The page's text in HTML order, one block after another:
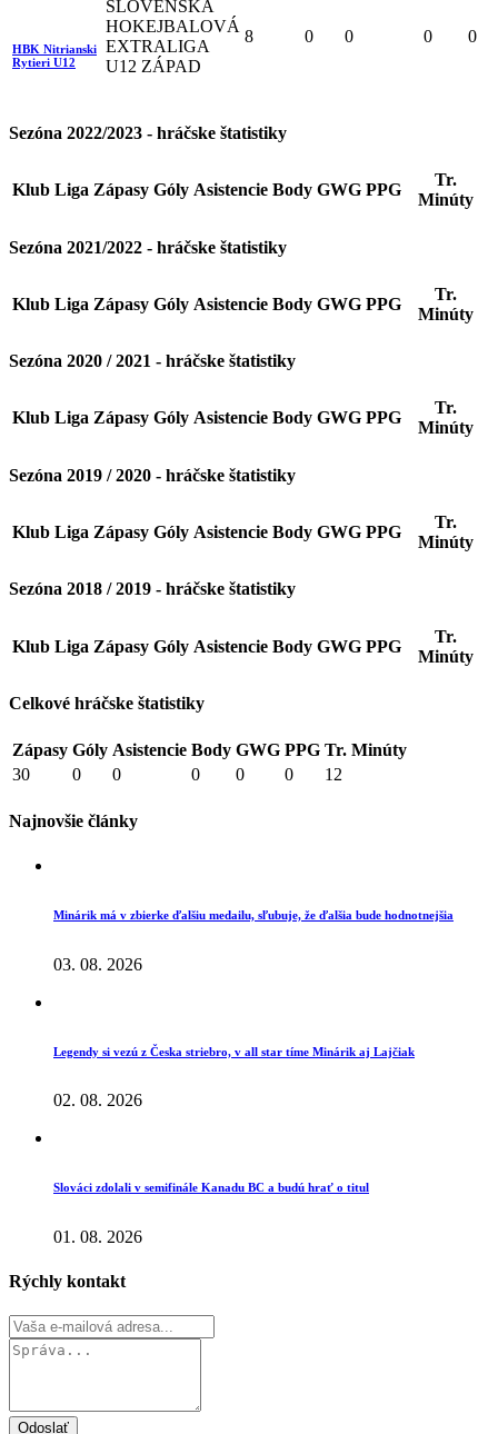
HBK Nitrianski
Rytieri U12
SLOVENSKÁ
HOKEJBALOVÁ
EXTRALIGA
U12 ZÁPAD
8 0 0 0 0
Sezóna 2022/2023 - hráčske štatistiky
Klub Liga Zápasy Góly Asistencie Body GWG PPG
Tr.
Minúty
Sezóna 2021/2022 - hráčske štatistiky
Klub Liga Zápasy Góly Asistencie Body GWG PPG
Tr.
Minúty
Sezóna 2020 / 2021 - hráčske štatistiky
Klub Liga Zápasy Góly Asistencie Body GWG PPG
Tr.
Minúty
Sezóna 2019 / 2020 - hráčske štatistiky
Klub Liga Zápasy Góly Asistencie Body GWG PPG
Tr.
Minúty
Sezóna 2018 / 2019 - hráčske štatistiky
Klub Liga Zápasy Góly Asistencie Body GWG PPG
Tr.
Minúty
Celkové hráčske štatistiky
Zápasy Góly Asistencie Body GWG PPG Tr. Minúty
30
0 0 0 0 0 12
Najnovšie články
Minárik má v zbierke ďalšiu medailu, sľubuje, že ďalšia bude hodnotnejšia
03. 08. 2026
Legendy si vezú z Česka striebro, v all star tíme Minárik aj Lajčiak
02. 08. 2026
Slováci zdolali v semifinále Kanadu BC a budú hrať o titul
01. 08. 2026
Rýchly kontakt
Odoslať